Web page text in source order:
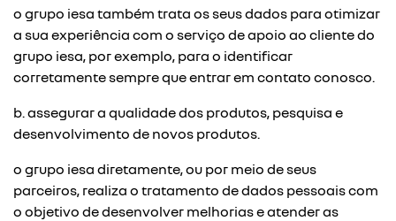
o grupo iesa também trata os seus dados para otimizar
a sua experiência com o serviço de apoio ao cliente do
grupo iesa, por exemplo, para o identificar
corretamente sempre que entrar em contato conosco.
b. assegurar a qualidade dos produtos, pesquisa e
desenvolvimento de novos produtos.
o grupo iesa diretamente, ou por meio de seus
parceiros, realiza o tratamento de dados pessoais com
o objetivo de desenvolver melhorias e atender as